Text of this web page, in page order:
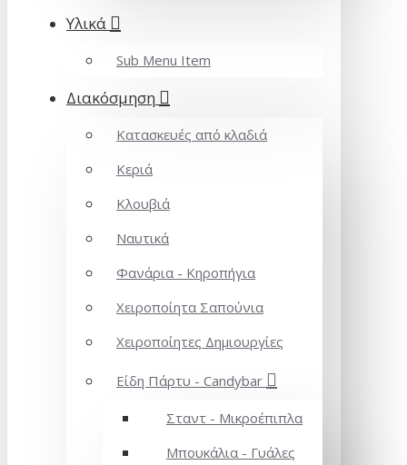
Υλικά
Sub Menu Item
Διακόσμηση
Κατασκευές από κλαδιά
Κεριά
Κλουβιά
Ναυτικά
Φανάρια - Κηροπήγια
Χειροποίητα Σαπούνια
Χειροποίητες Δημιουργίες
Είδη Πάρτυ - Candybar
Σταντ - Μικροέπιπλα
Μπουκάλια - Γυάλες